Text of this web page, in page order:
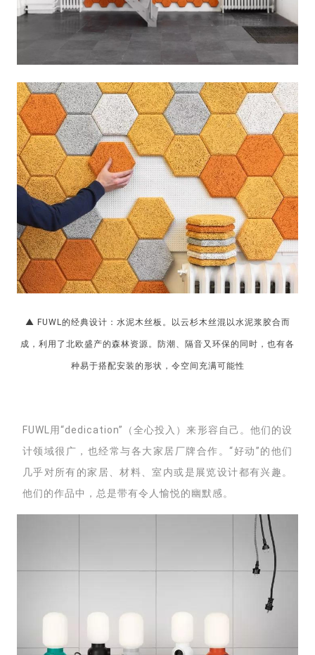
▲ FUWL的经典设计：水泥木丝板。 以云杉木丝混以水泥浆胶合而
成，利用了北欧盛产的森林资源。 防潮、隔音又 环保的同时，也有各
种易于搭配安装的形状，令空间充满可能性
FUWL用“dedication”（全心投入）来形容自己。 他们的设
计领域很广，也经常与各大家居厂牌合作。“好动”的他们
几乎对所有的家居、材料、室内或是展览设计都有兴趣。
他们的作品中，总是带有令人愉悦的幽默感。